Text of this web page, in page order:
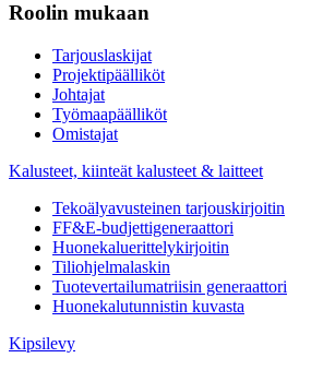
Roolin mukaan
Tarjouslaskijat
Projektipäälliköt
Johtajat
Työmaapäälliköt
Omistajat
Kalusteet, kiinteät kalusteet & laitteet
Tekoälyavusteinen tarjouskirjoitin
FF&E-budjettigeneraattori
Huonekaluerittelykirjoitin
Tiliohjelmalaskin
Tuotevertailumatriisin generaattori
Huonekalutunnistin kuvasta
Kipsilevy